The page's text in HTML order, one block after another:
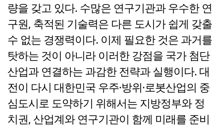
량을 갖고 있다. 수많은 연구기관과 우수한 연
구원, 축적된 기술력은 다른 도시가 쉽게 갖출
수 없는 경쟁력이다. 이제 필요한 것은 과거를
탓하는 것이 아니라 이러한 강점을 국가 첨단
산업과 연결하는 과감한 전략과 실행이다. 대
전이 다시 대한민국 우주·방위·로봇산업의 중
심도시로 도약하기 위해서는 지방정부와 정
치권, 산업계와 연구기관이 함께 미래를 준비